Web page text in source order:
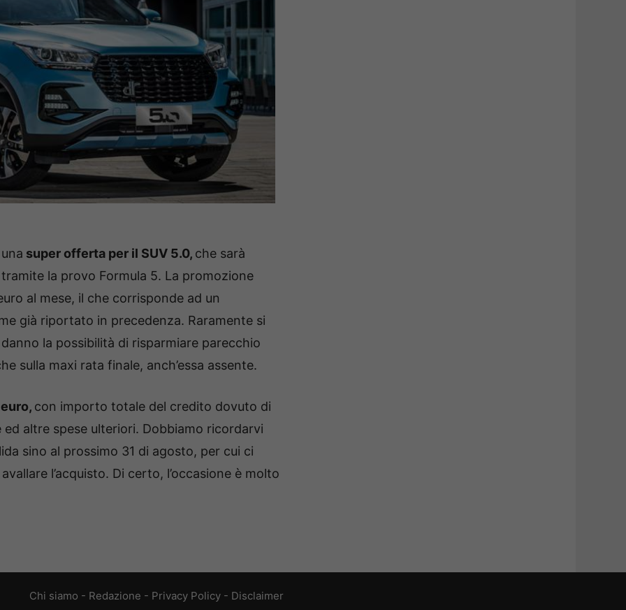
super offerta per il SUV 5.0, che sarà
la provo Formula 5. La promozione
al mese, il che corrisponde ad un
già riportato in precedenza. Raramente si
la possibilità di risparmiare parecchio
sulla maxi rata finale, anch’essa assente.
con importo totale del credito dovuto di
altre spese ulteriori. Dobbiamo ricordarvi
sino al prossimo 31 di agosto, per cui ci
l’acquisto. Di certo, l’occasione è molto
Chi siamo - Redazione - Privacy Policy - Disclaimer